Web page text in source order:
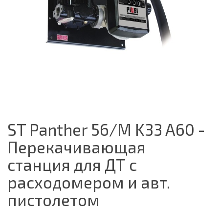
ST Panther 56/М K33 A60 -
Перекачивающая
станция для ДТ с
расходомером и авт.
пистолетом